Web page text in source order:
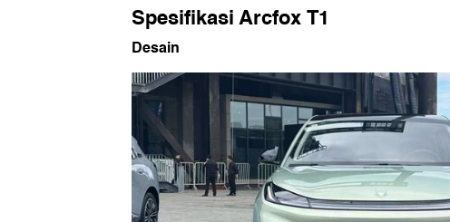
Spesifikasi Arcfox T1
Desain